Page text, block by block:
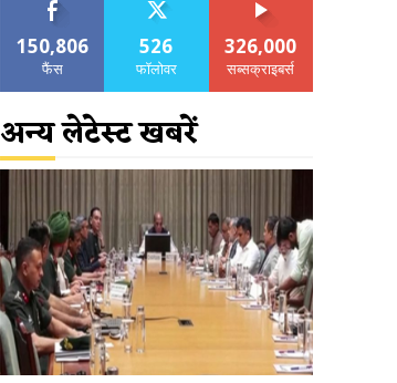
150,806
फैंस
526
फॉलोवर
326,000
सब्सक्राइबर्स
अन्य लेटेस्ट खबरें